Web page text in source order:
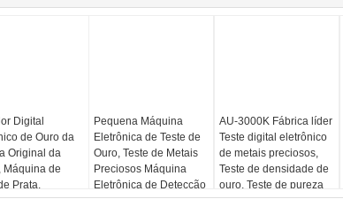
Digital
de Ouro da
Original da
Máquina de
Pequena Máquina
Eletrônica de Teste de
Ouro, Teste de Metais
Preciosos Máquina
AU-3000K Fábrica líder
Teste digital eletrônico
de metais preciosos,
Teste de densidade de